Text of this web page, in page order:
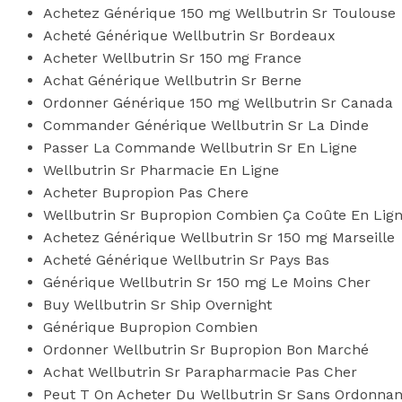
Achetez Générique 150 mg Wellbutrin Sr Toulouse
Acheté Générique Wellbutrin Sr Bordeaux
Acheter Wellbutrin Sr 150 mg France
Achat Générique Wellbutrin Sr Berne
Ordonner Générique 150 mg Wellbutrin Sr Canada
Commander Générique Wellbutrin Sr La Dinde
Passer La Commande Wellbutrin Sr En Ligne
Wellbutrin Sr Pharmacie En Ligne
Acheter Bupropion Pas Chere
Wellbutrin Sr Bupropion Combien Ça Coûte En
Achetez Générique Wellbutrin Sr 150 mg Marseille
Acheté Générique Wellbutrin Sr Pays Bas
Générique Wellbutrin Sr 150 mg Le Moins Cher
Buy Wellbutrin Sr Ship Overnight
Générique Bupropion Combien
Ordonner Wellbutrin Sr Bupropion Bon Marché
Achat Wellbutrin Sr Parapharmacie Pas Cher
Peut T On Acheter Du Wellbutrin Sr Sans